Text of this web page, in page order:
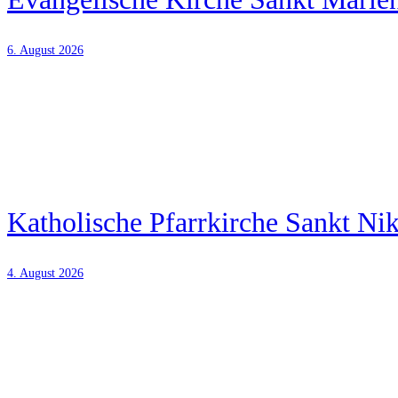
6. August 2026
Katholische Pfarrkirche Sankt
4. August 2026